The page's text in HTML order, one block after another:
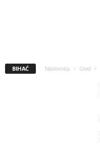
BIHAĆ Naslovnica Grad